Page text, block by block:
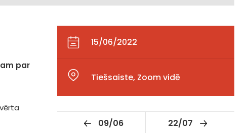
par
15/06/2022
Tiešsaiste, Zoom vidē
09/06 22/07